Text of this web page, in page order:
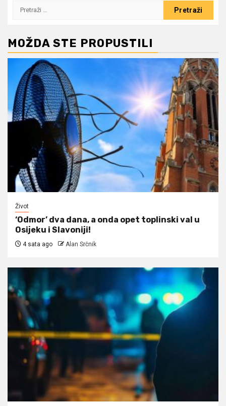
Pretraži:
MOŽDA STE PROPUSTILI
Život
‘Odmor’ dva dana, a onda opet toplinski val u
Osijeku i Slavoniji!
4 sata ago Alan Srčnik